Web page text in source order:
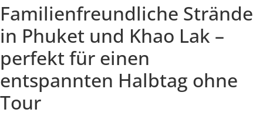
Familienfreundliche Strände
in Phuket und Khao Lak –
perfekt für einen
entspannten Halbtag ohne
Tour